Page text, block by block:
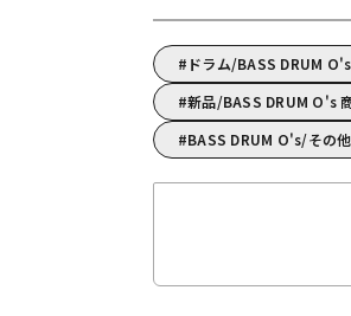
ドラム/BASS DRUM
新品/BASS DRUM O's
BASS DRUM O's/その